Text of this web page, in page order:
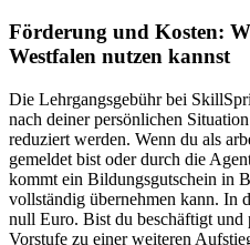
Förderung und Kosten:
Westfalen nutzen kannst
Die Lehrgangsgebühr bei
nach deiner persönlichen
reduziert werden. Wenn du als
gemeldet bist oder durch die
kommt ein Bildungsgutschein in
vollständig übernehmen kann. In
null Euro. Bist du beschäftigt
Vorstufe zu einer weiteren